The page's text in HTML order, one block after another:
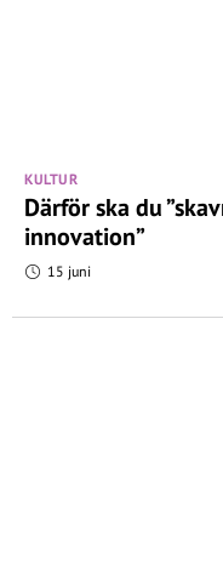
KULTUR
Därför ska du
innovation”
15 juni